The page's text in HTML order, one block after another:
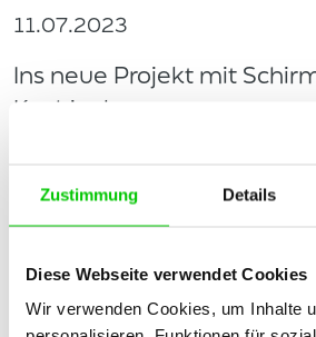
Zustimmung Details
Diese Webseite verwendet Cookies
Wir verwenden Cookies, um Inhalte
11.07.2023
Ins neue Projekt mit
Kochjacke